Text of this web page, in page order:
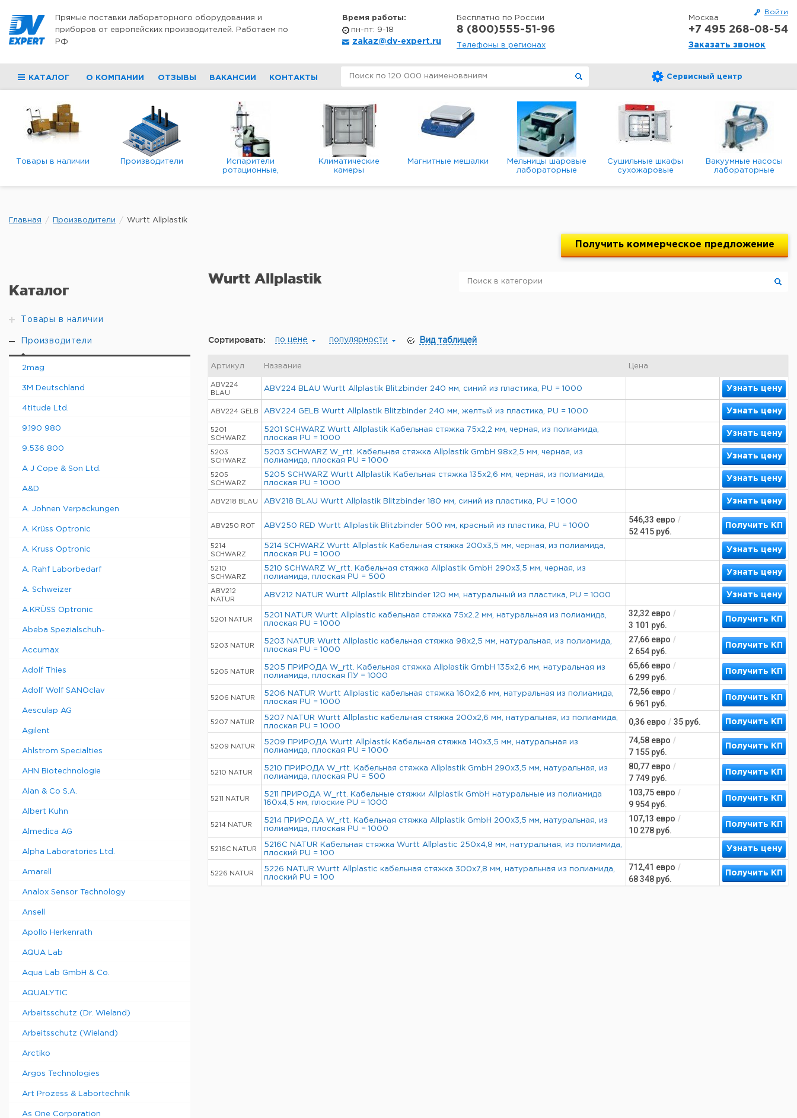
Войти
Прямые поставки лабораторного оборудования и
приборов от европейских производителей. Работаем по
РФ
Время работы:
пн-пт: 9-18
zakaz@dv-expert.ru
Бесплатно по России
8 (800)555-51-96
Телефоны в регионах
Москва
+7 495 268-08-54
Заказать звонок
КАТАЛОГ О КОМПАНИИ ОТЗЫВЫ ВАКАНСИИ КОНТАКТЫ Сервисный центр
Товары в наличии Производители
Испарители
ротационные,
вакуумные
Климатические
камеры
Магнитные мешалки
Мельницы шаровые
лабораторные
Сушильные шкафы
сухожаровые
Вакуумные насосы
лабораторные
мембранные
Главная Производители Wurtt Allplastik
Получить коммерческое предложение
Каталог
Товары в наличии
Производители
2mag
3M Deutschland
4titude Ltd.
9.190 980
9.536 800
A J Cope & Son Ltd.
A&D
A. Johnen Verpackungen
A. Krüss Optronic
A. Kruss Optronic
A. Rahf Laborbedarf
A. Schweizer
A.KRÜSS Optronic
Abeba Spezialschuh-
Accumax
Adolf Thies
Adolf Wolf SANOclav
Aesculap AG
Agilent
Ahlstrom Specialties
AHN Biotechnologie
Alan & Co S.A.
Albert Kuhn
Almedica AG
Alpha Laboratories Ltd.
Amarell
Analox Sensor Technology
Ansell
Apollo Herkenrath
AQUA Lab
Aqua Lab GmbH & Co.
AQUALYTIC
Arbeitsschutz (Dr. Wieland)
Arbeitsschutz (Wieland)
Arctiko
Argos Technologies
Art Prozess & Labortechnik
As One Corporation
Wurtt Allplastik
Сортировать: по цене популярности Вид таблицей
Артикул Название Цена
ABV224
BLAU
ABV224 BLAU Wurtt Allplastik Blitzbinder 240 мм, синий из пластика, PU = 1000 Узнать цену
ABV224 GELB ABV224 GELB Wurtt Allplastik Blitzbinder 240 мм, желтый из пластика, PU = 1000 Узнать цену
5201
SCHWARZ
5201 SCHWARZ Wurtt Allplastik Кабельная стяжка 75x2,2 мм, черная, из полиамида,
плоская PU = 1000
Узнать цену
5203
SCHWARZ
5203 SCHWARZ W_rtt. Кабельная стяжка Allplastik GmbH 98x2,5 мм, черная, из
полиамида, плоская PU = 1000
Узнать цену
5205
SCHWARZ
5205 SCHWARZ Wurtt Allplastik Кабельная стяжка 135x2,6 мм, черная, из полиамида,
плоская PU = 1000
Узнать цену
ABV218 BLAU ABV218 BLAU Wurtt Allplastik Blitzbinder 180 мм, синий из пластика, PU = 1000 Узнать цену
ABV250 ROT ABV250 RED Wurtt Allplastik Blitzbinder 500 мм, красный из пластика, PU = 1000
546,33 евро /
52 415 руб.
Получить КП
5214
SCHWARZ
5214 SCHWARZ Wurtt Allplastik Кабельная стяжка 200x3,5 мм, черная, из полиамида,
плоская PU = 1000
Узнать цену
5210
SCHWARZ
5210 SCHWARZ W_rtt. Кабельная стяжка Allplastik GmbH 290x3,5 мм, черная, из
полиамида, плоская PU = 500
Узнать цену
ABV212
NATUR
ABV212 NATUR Wurtt Allplastik Blitzbinder 120 мм, натуральный из пластика, PU = 1000 Узнать цену
5201 NATUR
5201 NATUR Wurtt Allplastic кабельная стяжка 75x2.2 мм, натуральная из полиамида,
плоская PU = 1000
32,32 евро /
3 101 руб.
Получить КП
5203 NATUR
5203 NATUR Wurtt Allplastic кабельная стяжка 98x2,5 мм, натуральная, из полиамида,
плоская PU = 1000
27,66 евро /
2 654 руб.
Получить КП
5205 NATUR
5205 ПРИРОДА W_rtt. Кабельная стяжка Allplastik GmbH 135х2,6 мм, натуральная из
полиамида, плоская ПУ = 1000
65,66 евро /
6 299 руб.
Получить КП
5206 NATUR
5206 NATUR Wurtt Allplastic кабельная стяжка 160x2,6 мм, натуральная из полиамида,
плоская PU = 1000
72,56 евро /
6 961 руб.
Получить КП
5207 NATUR
5207 NATUR Wurtt Allplastic кабельная стяжка 200x2,6 мм, натуральная, из полиамида,
плоская PU = 1000
0,36 евро / 35 руб. Получить КП
5209 NATUR
5209 ПРИРОДА Wurtt Allplastik Кабельная стяжка 140x3,5 мм, натуральная из
полиамида, плоская PU = 1000
74,58 евро /
7 155 руб.
Получить КП
5210 NATUR
5210 ПРИРОДА W_rtt. Кабельная стяжка Allplastik GmbH 290x3,5 мм, натуральная, из
полиамида, плоская PU = 500
80,77 евро /
7 749 руб.
Получить КП
5211 NATUR
5211 ПРИРОДА W_rtt. Кабельные стяжки Allplastik GmbH натуральные из полиамида
160х4,5 мм, плоские PU = 1000
103,75 евро /
9 954 руб.
Получить КП
5214 NATUR
5214 ПРИРОДА W_rtt. Кабельная стяжка Allplastik GmbH 200x3,5 мм, натуральная, из
полиамида, плоская PU = 1000
107,13 евро /
10 278 руб.
Получить КП
5216C NATUR
5216C NATUR Кабельная стяжка Wurtt Allplastic 250x4,8 мм, натуральная, из полиамида,
плоский PU = 100
Узнать цену
5226 NATUR
5226 NATUR Wurtt Allplastic кабельная стяжка 300x7,8 мм, натуральная из полиамида,
плоский PU = 100
712,41 евро /
68 348 руб.
Получить КП